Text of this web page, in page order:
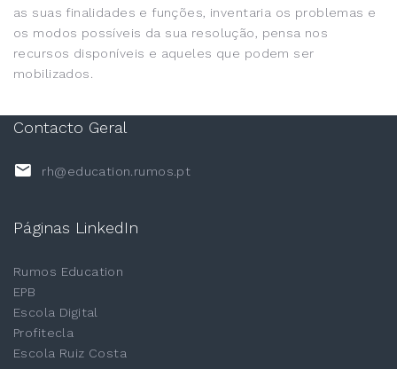
as suas finalidades e funções, inventaria os problemas e
os modos possíveis da sua resolução, pensa nos
recursos disponíveis e aqueles que podem ser
mobilizados.
Contacto Geral
rh@education.rumos.pt
Páginas LinkedIn
Rumos Education
EPB
Escola Digital
Profitecla
Escola Ruiz Costa